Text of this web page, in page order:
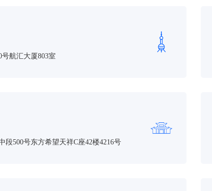
航汇大厦803室
段500号东方希望天祥C座42楼4216号